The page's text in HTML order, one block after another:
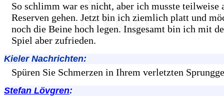
So schlimm war es nicht, aber ich musste teilweise
Reserven gehen. Jetzt bin ich ziemlich platt und
noch die Beine hoch legen. Insgesamt bin ich mit
Spiel aber zufrieden.
Kieler Nachrichten:
Spüren Sie Schmerzen in Ihrem verletzten
Stefan Lövgren: